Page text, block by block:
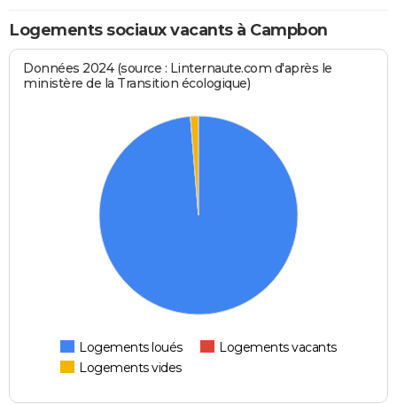
Logements sociaux vacants à Campbon
Données 2024 (source : Linternaute.com d'après le
ministère de la Transition écologique)
Logements loués
Logements vacants
Logements vides